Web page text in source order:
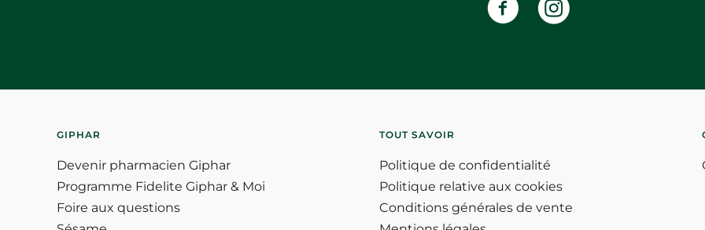
GIPHAR
Devenir pharmacien Giphar
Programme Fidelite Giphar & Moi
Foire aux questions
TOUT SAVOIR
Politique de confidentialité
Politique relative aux cookies
Conditions générales de vente